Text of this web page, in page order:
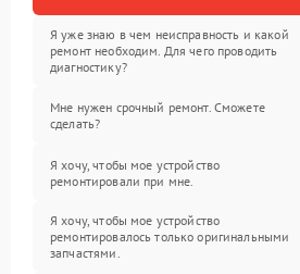
Я уже знаю в чем неисправность и какой
ремонт необходим. Для чего проводить
диагностику?
Мне нужен срочный ремонт. Сможете
сделать?
Я хочу, чтобы мое устройство
ремонтировали при мне.
Я хочу, чтобы мое устройство
ремонтировалось только оригинальными
запчастями.